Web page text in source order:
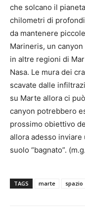
che solcano il
chilometri di
da mantenere
Marineris, un
in altre regioni di
Nasa. Le mura dei
scavate dalle
su Marte allora ci
canyon potrebbero
prossimo obiettivo
allora adesso inviare
suolo “bagnato”.
TAGS marte spazio